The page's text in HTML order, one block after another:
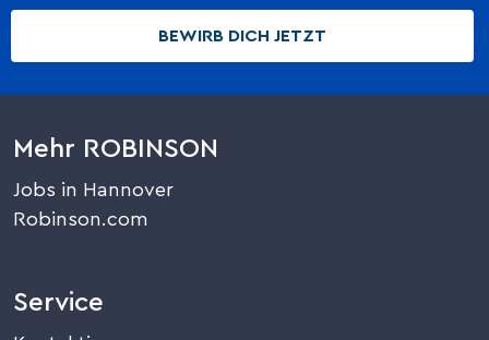
BEWIRB DICH JETZT
Mehr ROBINSON
Jobs in Hannover
Robinson.com
Service